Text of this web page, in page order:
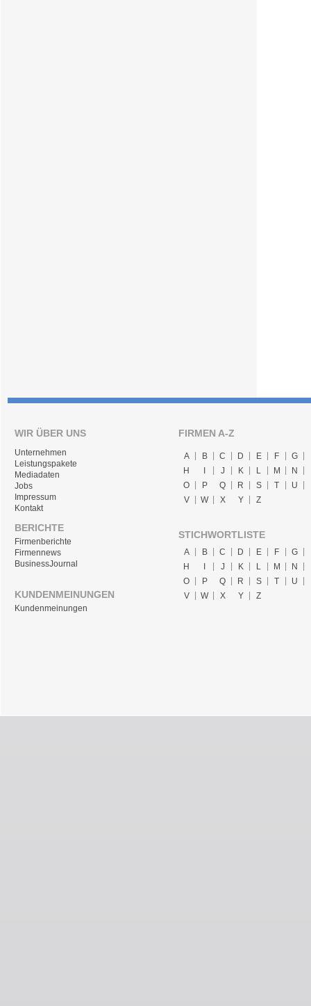
WIR ÜBER UNS
Unternehmen
Leistungspakete
Mediadaten
Jobs
Impressum
Kontakt
BERICHTE
Firmenberichte
Firmennews
BusinessJournal
KUNDENMEINUNGEN
Kundenmeinungen
FIRMEN A-Z
A B C D E F
G
H
J K L M
N
O
P Q R S T
U
V
W X Y Z
STICHWORTLISTE
A B C D E F
G
H
J K L M
N
O
P Q R S T
U
V
W X Y Z